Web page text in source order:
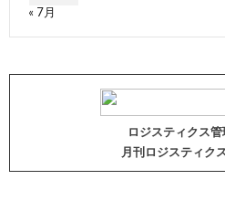
« 7月
ロジスティクス
月刊ロジスティク